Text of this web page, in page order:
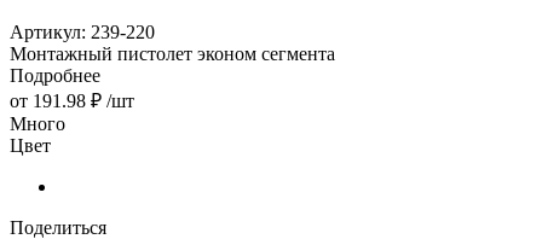
Артикул: 239-220
Монтажный пистолет эконом сегмента
Подробнее
от 191.98 ₽ /шт
Много
Цвет
Поделиться